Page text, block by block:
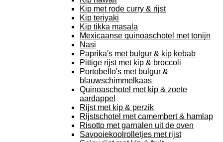
Kip met rode curry & rijst
Kip teriyaki
Kip tikka masala
Mexicaanse quinoaschotel met tonijn
Nasi
Paprika's met bulgur & kip kebab
Pittige rijst met kip & broccoli
Portobello's met bulgur &
blauwschimmelkaas
Quinoaschotel met kip & zoete
aardappel
Rijst met kip & perzik
Rijstschotel met camembert & hamlap
Risotto met garnalen uit de oven
Savooiekoolrolletjes met rijst